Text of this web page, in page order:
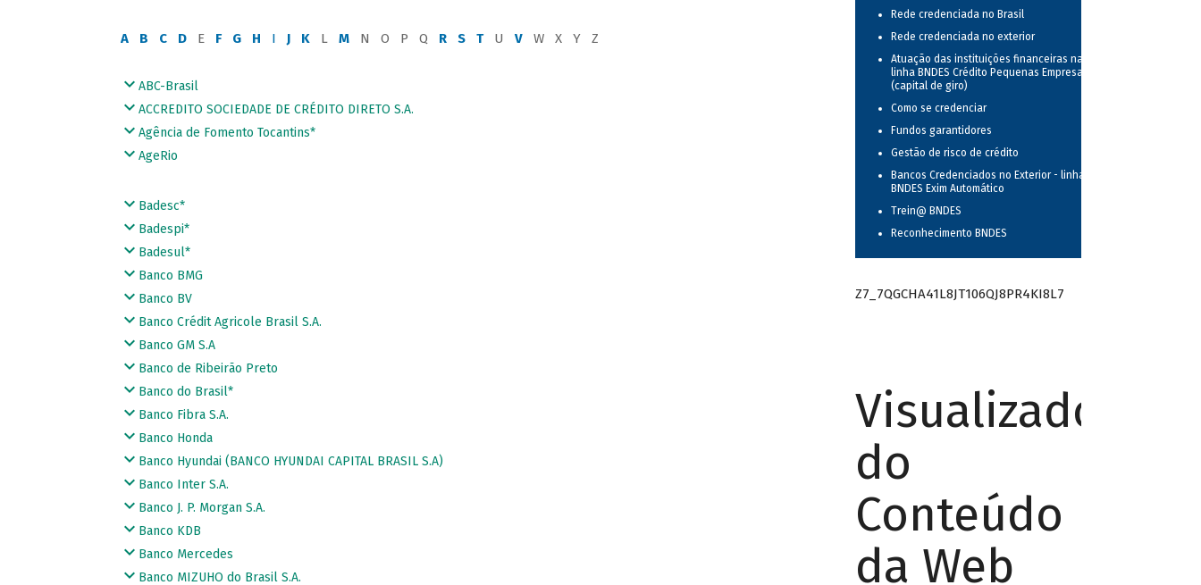
A B C DE F G H I J KL MN O P Q R S TU VW X Y Z
ABC-Brasil
ACCREDITO SOCIEDADE DE CRÉDITO DIRETO S.A.
Agência de Fomento Tocantins*
AgeRio
Badesc*
Badespi*
Badesul*
Banco BMG
Banco BV
Banco Crédit Agricole Brasil S.A.
Banco GM S.A
Banco de Ribeirão Preto
Banco do Brasil*
Banco Fibra S.A.
Banco Honda
Banco Hyundai (BANCO HYUNDAI CAPITAL BRASIL S.A)
Banco Inter S.A.
Banco J. P. Morgan S.A.
Banco KDB
Banco Mercedes
Banco MIZUHO do Brasil S.A.
Rede credenciada no Brasil
Rede credenciada no exterior
Atuação das instituições financeiras na
linha BNDES Crédito Pequenas Empresas
(capital de giro)
Como se credenciar
Fundos garantidores
Gestão de risco de crédito
Bancos Credenciados no Exterior - linha
BNDES Exim Automático
Trein@ BNDES
Reconhecimento BNDES
Z7_7QGCHA41L8JT106QJ8PR4KI8L7
Visualizador
do
Conteúdo
da Web